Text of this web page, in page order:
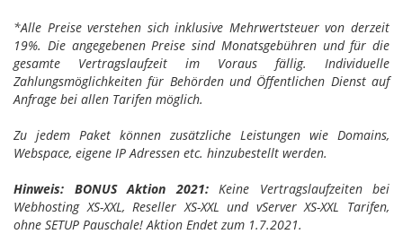
*Alle Preise verstehen sich inklusive Mehrwertsteuer von derzeit
19%. Die angegebenen Preise sind Monatsgebühren und für die
gesamte Vertragslaufzeit im Voraus fällig. Individuelle
Zahlungsmöglichkeiten für Behörden und Öffentlichen Dienst auf
Anfrage bei allen Tarifen möglich.
Zu jedem Paket können zusätzliche Leistungen wie Domains,
Webspace, eigene IP Adressen etc. hinzubestellt werden.
Hinweis: BONUS Aktion 2021:Keine Vertragslaufzeiten bei
Webhosting XS-XXL, Reseller XS-XXL und vServer XS-XXL Tarifen,
ohne SETUP Pauschale! Aktion Endet zum 1.7.2021.